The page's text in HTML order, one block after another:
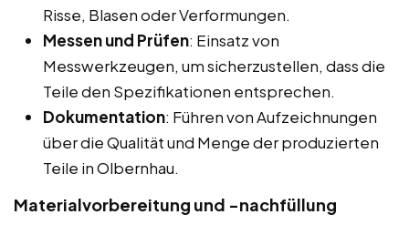
Risse, Blasen oder Verformungen.
Messen und Prüfen: Einsatz von
Messwerkzeugen, um sicherzustellen, dass die
Teile den Spezifikationen entsprechen.
Dokumentation: Führen von Aufzeichnungen
über die Qualität und Menge der produzierten
Teile in Olbernhau.
Materialvorbereitung und -nachfüllung